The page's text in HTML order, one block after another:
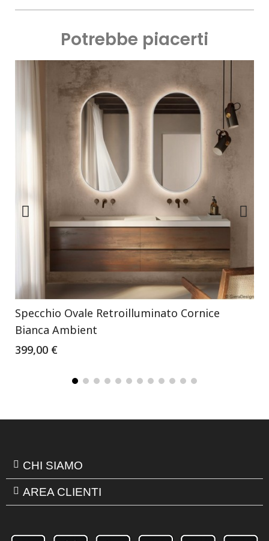
Potrebbe piacerti
Specchio Ovale Retroilluminato Cornice
Bianca Ambient
399,00 €
CHI SIAMO
AREA CLIENTI